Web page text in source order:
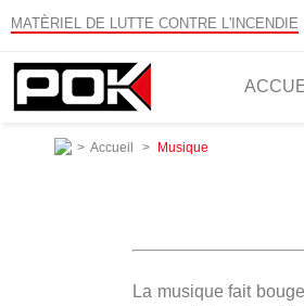
MATÈRIEL DE LUTTE CONTRE L'INCENDIE
> Accueil > Musique
La musique fait